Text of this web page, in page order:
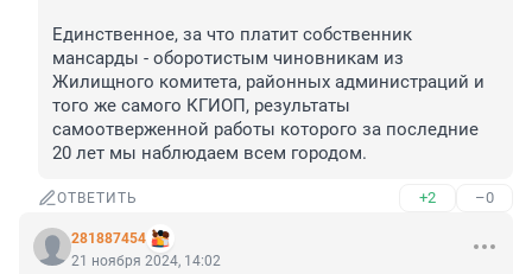
Единственное, за что платит собственник
мансарды - оборотистым чиновникам из
Жилищного комитета, районных администраций и
того же самого КГИОП, результаты
самоотверженной работы которого за последние
20 лет мы наблюдаем всем городом.
ОТВЕТИТЬ +2 –0
281887454
21 ноября 2024, 14:02